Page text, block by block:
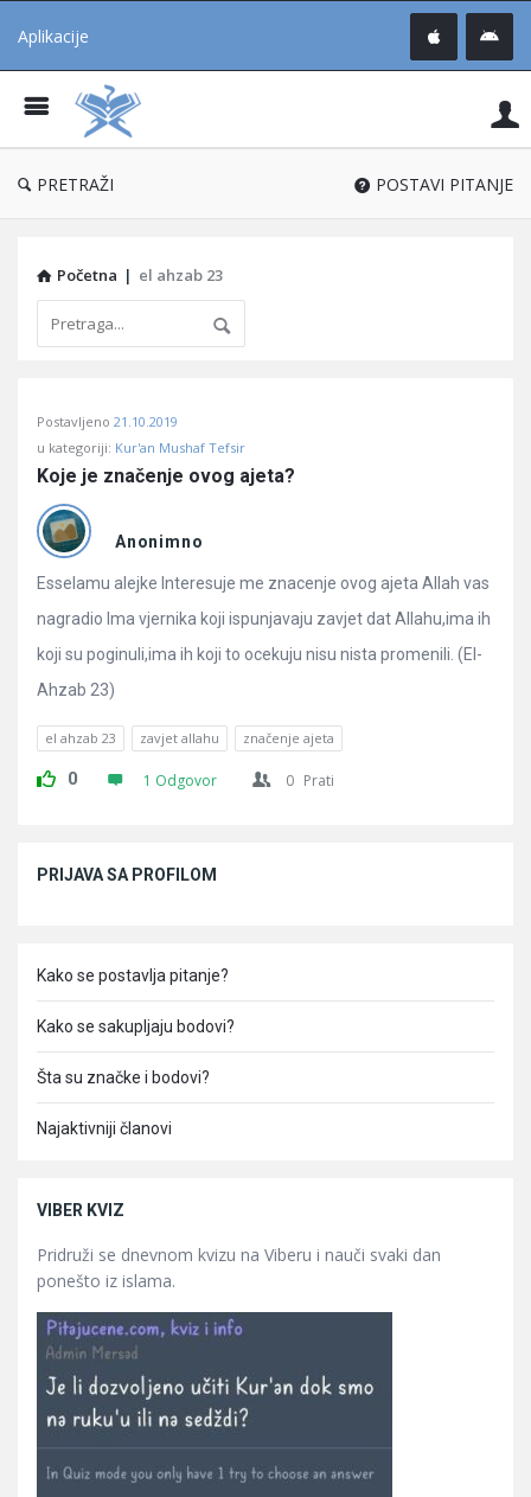
Aplikacije
®
PRETRAŽI POSTAVI PITANJE
Početna | el ahzab 23
Učene
Latest
Pitanja
Postavljeno 21.10.2019
u kategoriji: Kur'an Mushaf Tefsir
Koje je značenje ovog ajeta?
Anonimno
Esselamu alejke Interesuje me znacenje ovog ajeta Allah vas
nagradio Ima vjernika koji ispunjavaju zavjet dat Allahu,ima ih
koji su poginuli,ima ih koji to ocekuju nisu nista promenili. (El-
Ahzab 23)
el ahzab 23 zavjet allahu značenje ajeta
0 1 Odgovor 0 Prati
PRIJAVA SA PROFILOM
Kako se postavlja pitanje?
Kako se sakupljaju bodovi?
Šta su značke i bodovi?
Najaktivniji članovi
VIBER KVIZ
Pridruži se dnevnom kvizu na Viberu i nauči svaki dan
ponešto iz islama.